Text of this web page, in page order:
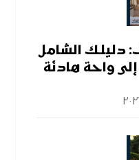
دليلك الشامل
واحة هادئة